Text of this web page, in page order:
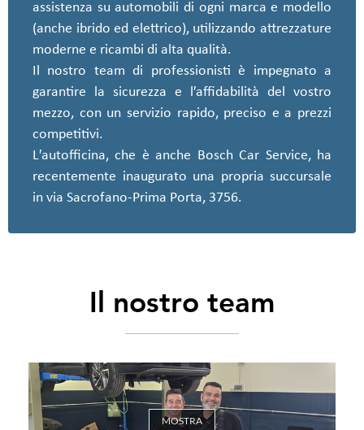
assistenza su automobili di ogni marca e modello
(anche ibrido ed elettrico), utilizzando attrezzature
moderne e ricambi di alta qualità.
Il nostro team di professionisti è impegnato a
garantire la sicurezza e l′affidabilità del vostro
mezzo, con un servizio rapido, preciso e a prezzi
competitivi.
L′autofficina, che è anche Bosch Car Service, ha
recentemente inaugurato una propria succursale
in via Sacrofano-Prima Porta, 3756.
Il nostro team
MOSTRA